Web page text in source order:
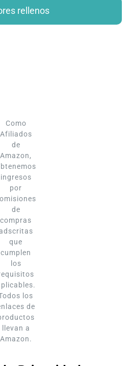
rellenos
Como
Afiliados
de
Amazon,
ingresos
por
de
compras
que
cumplen
los
los
de
llevan a
Amazon.